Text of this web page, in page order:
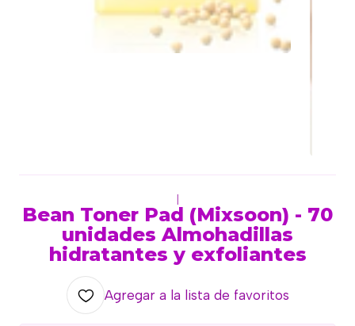
Bean Toner Pad (Mixsoon) - 70
unidades Almohadillas
hidratantes y exfoliantes
Agregar a la lista de favoritos